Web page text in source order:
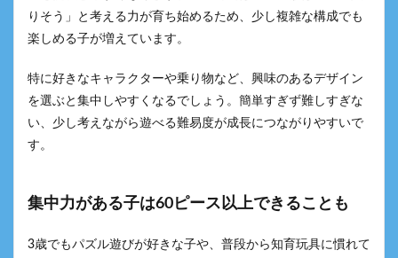
りそう」と考える力が育ち始めるため、少し複雑な構成でも
楽しめる子が増えています。
特に好きなキャラクターや乗り物など、興味のあるデザイン
を選ぶと集中しやすくなるでしょう。簡単すぎず難しすぎな
い、少し考えながら遊べる難易度が成長につながりやすいで
す。
集中力がある子は60ピース以上できることも
3歳でもパズル遊びが好きな子や、普段から知育玩具に慣れて